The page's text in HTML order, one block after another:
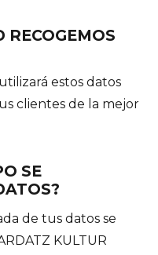
RECOGEMOS
estos datos
clientes de la mejor
SE
de tus datos se
KULTUR